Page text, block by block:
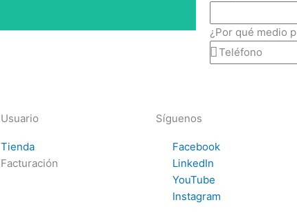
¿Por qué medio
Usuario
Tienda
Facturación
Síguenos
Facebook
LinkedIn
YouTube
Instagram